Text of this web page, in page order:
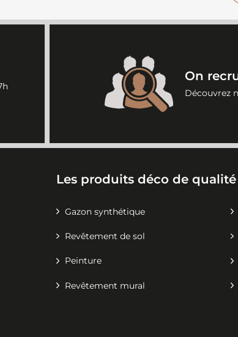
On
Découvrez
Les produits déco de
Gazon synthétique
Revêtement de sol
Peinture
Revêtement mural